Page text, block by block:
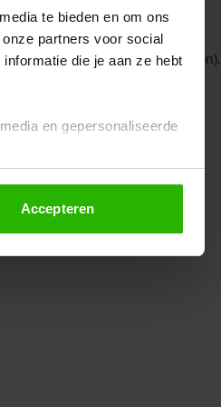
te bieden en om ons
partners voor social
die je aan ze hebt
en gepersonaliseerde
altijd wijzigen of
Accepteren
console for more information).